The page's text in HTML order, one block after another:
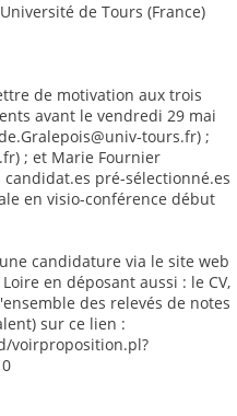
de Tours (France)
de motivation aux trois
avant le vendredi 29 mai
tours.fr) ;
; et Marie Fournier
pré-sélectionné.es
en visio-conférence début
candidature via le site web
en déposant aussi : le CV,
des relevés de notes
sur ce lien :
voirproposition.pl?